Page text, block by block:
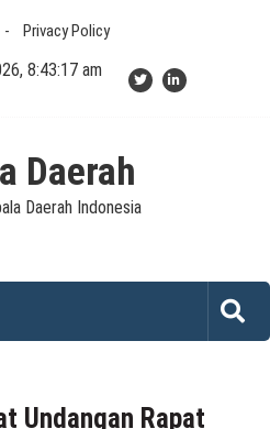
Privacy Policy
8:43:17 am
Daerah
Daerah Indonesia
Undangan Rapat